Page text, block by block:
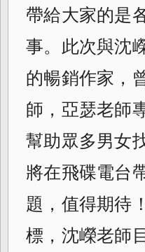
帶給大家的是
事。此次與沈
的暢銷作家，
師，亞瑟老師
幫助眾多男女
將在飛碟電台
題，值得期待
標，沈嶸老師